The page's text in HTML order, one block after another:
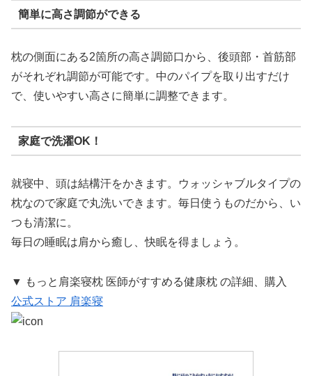
簡単に高さ調節ができる
枕の側面にある2箇所の高さ調節口から、後頭部・首筋部
がそれぞれ調節が可能です。中のパイプを取り出すだけ
で、使いやすい高さに簡単に調整できます。
家庭で洗濯OK！
就寝中、頭は結構汗をかきます。ウォッシャブルタイプの
枕なので家庭で丸洗いできます。毎日使うものだから、い
つも清潔に。
毎日の睡眠は肩から癒し、快眠を得ましょう。
▼ もっと肩楽寝枕 医師がすすめる健康枕 の詳細、購入
公式ストア 肩楽寝